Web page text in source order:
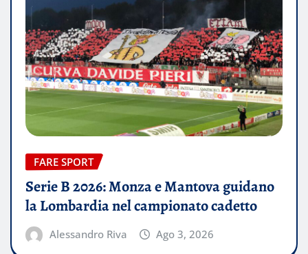
FARE SPORT
Serie B 2026: Monza e Mantova guidano
la Lombardia nel campionato cadetto
Alessandro Riva Ago 3, 2026